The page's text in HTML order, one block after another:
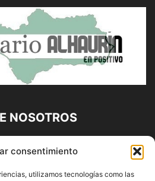
consentimiento
utilizamos tecnologías como las
NOSOTROS
Propiedad de
| 639 95 71 95 | Noticias de
Málaga y Provincia|